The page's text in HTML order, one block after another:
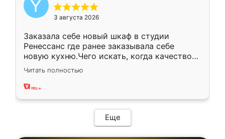
3 августа 2026
Заказала себе новый шкаф в студии
Ренессанс где ранее заказывала себе
новую кухню.Чего искать, когда качеством
вполне довольна. Служит кухня уже почти
два года, нареканий нет.
Читать полностью
Еще